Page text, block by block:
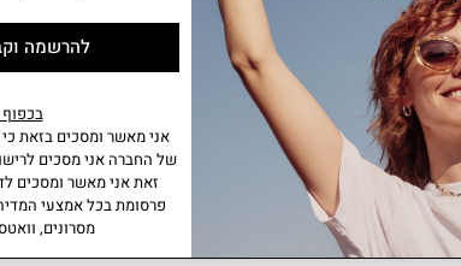
• תא ראשי נסגר עם רוכסן ומכיל: • כיס פתוח וכיס עם רוכסן.
• בחזית התיק תא קדמי עם רוכסן .
• 2 כיסי צד אלסטיים.
• ידית נשיאה.
להרשמה
בכפוף
אני מאשר ומסכים בזאת
של החברה אני מסכים
זאת אני מאשר ומסכים
פרסומת בכל אמצעי
מסרונים,